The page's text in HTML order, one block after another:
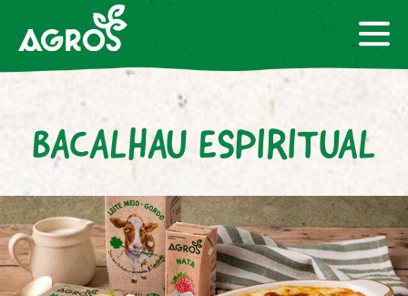
BACALHAU ESPIRITUAL